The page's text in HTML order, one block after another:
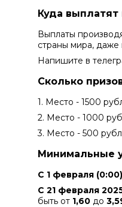
Куда
Выплаты
страны мира, даже
Напишите в
Сколько
1. Место - 1500
2. Место - 1000
3. Место - 500
Минимальные
С 1 февраля
С 21 февраля
быть от 1,60 до